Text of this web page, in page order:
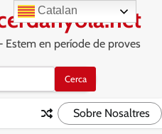
Estem en període de proves
Sobre Nosaltres
Catalan